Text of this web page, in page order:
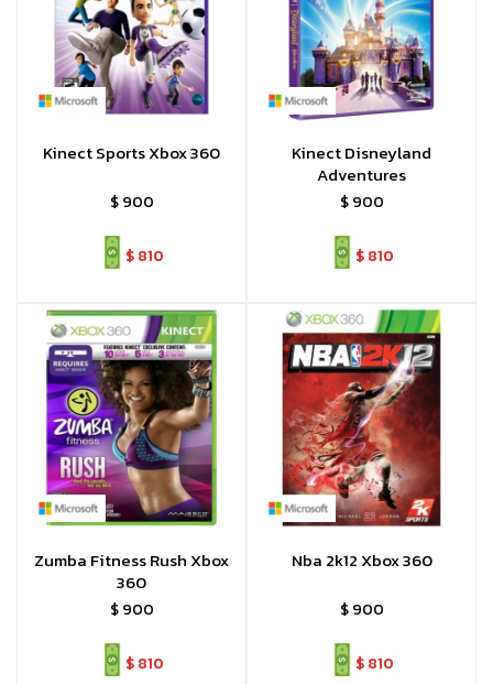
Kinect Sports Xbox 360
$ 900
$810
Kinect Disneyland
Adventures
$ 900
$810
Zumba Fitness Rush Xbox
360
$ 900
$810
Nba 2k12 Xbox 360
$ 900
$810